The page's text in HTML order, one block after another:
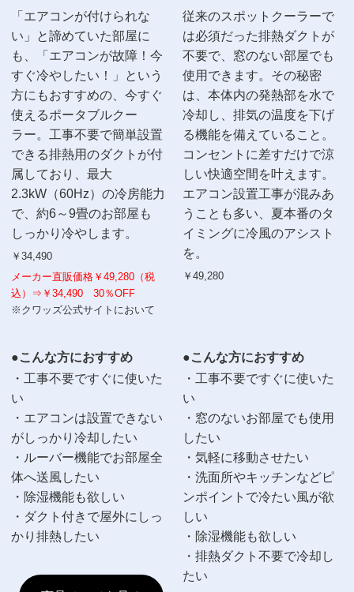
「エアコンが付けられな
い」と諦めていた部屋に
も、「エアコンが故障！今
すぐ冷やしたい！」という
方にもおすすめの、今すぐ
使えるポータブルクー
ラー。工事不要で簡単設置
できる排熱用のダクトが付
属しており、最大
2.3kW（60Hz）の冷房能力
で、約6～9畳のお部屋も
しっかり冷やします。
￥34,490
メーカー直販価格￥49,280（税
込）⇒￥34,490 30％OFF
※クワッズ公式サイトにおいて
従来のスポットクーラーで
は必須だった排熱ダクトが
不要で、窓のない部屋でも
使用できます。その秘密
は、本体内の発熱部を水で
冷却し、排気の温度を下げ
る機能を備えていること。
コンセントに差すだけで涼
しい快適空間を叶えます。
エアコン設置工事が混みあ
うことも多い、夏本番のタ
イミングに冷風のアシスト
を。
￥49,280
●こんな方におすすめ
・工事不要ですぐに使いた
い
・エアコンは設置できない
がしっかり冷却したい
・ルーバー機能でお部屋全
体へ送風したい
・除湿機能も欲しい
・ダクト付きで屋外にしっ
かり排熱したい
●こんな方におすすめ
・工事不要ですぐに使いた
い
・窓のないお部屋でも使用
したい
・気軽に移動させたい
・洗面所やキッチンなどピ
ンポイントで冷たい風が欲
しい
・除湿機能も欲しい
・排熱ダクト不要で冷却し
たい